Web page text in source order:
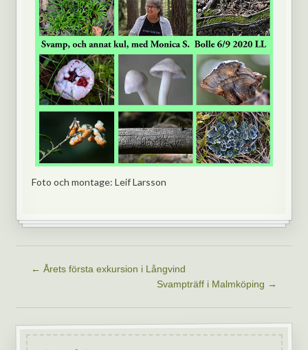
Foto och montage: Leif Larsson
← Årets första exkursion i Långvind
Svampträff i Malmköping →